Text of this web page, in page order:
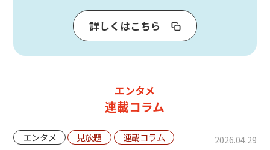
詳しくはこちら
エンタメ
連載コラム
エンタメ 見放題 連載コラム 2026.04.29